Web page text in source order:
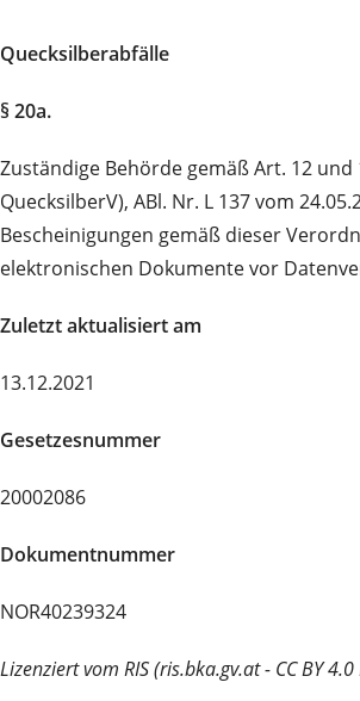
Quecksilberabfälle
§ 20a.
Zuständige Behörde gemäß Art. 12 und
QuecksilberV), ABl. Nr. L 137 vom
Bescheinigungen gemäß dieser
elektronischen Dokumente vor
Zuletzt aktualisiert am
13.12.2021
Gesetzesnummer
20002086
Dokumentnummer
NOR40239324
Lizenziert vom RIS (ris.bka.gv.at - CC BY 4.0